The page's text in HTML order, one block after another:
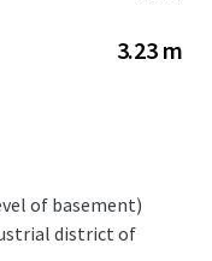
3.23 m
of basement)
district of